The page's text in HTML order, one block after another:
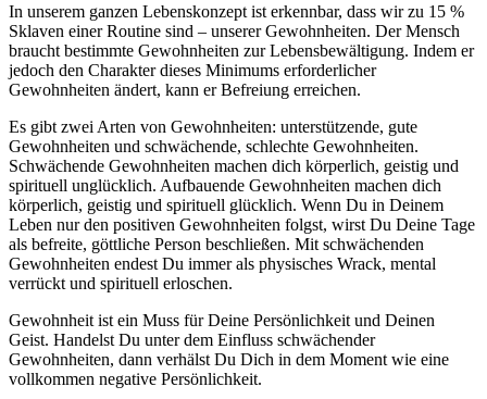
In unserem ganzen Lebenskonzept ist erkennbar, dass wir zu 15 %
Sklaven einer Routine sind – unserer Gewohnheiten. Der Mensch
braucht bestimmte Gewohnheiten zur Lebensbewältigung. Indem er
jedoch den Charakter dieses Minimums erforderlicher
Gewohnheiten ändert, kann er Befreiung erreichen.
Es gibt zwei Arten von Gewohnheiten: unterstützende, gute
Gewohnheiten und schwächende, schlechte Gewohnheiten.
Schwächende Gewohnheiten machen dich körperlich, geistig und
spirituell unglücklich. Aufbauende Gewohnheiten machen dich
körperlich, geistig und spirituell glücklich. Wenn Du in Deinem
Leben nur den positiven Gewohnheiten folgst, wirst Du Deine Tage
als befreite, göttliche Person beschließen. Mit schwächenden
Gewohnheiten endest Du immer als physisches Wrack, mental
verrückt und spirituell erloschen.
Gewohnheit ist ein Muss für Deine Persönlichkeit und Deinen
Geist. Handelst Du unter dem Einfluss schwächender
Gewohnheiten, dann verhälst Du Dich in dem Moment wie eine
vollkommen negative Persönlichkeit.